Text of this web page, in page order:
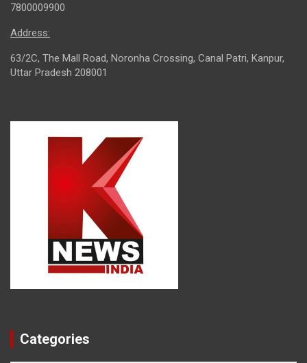
7800009900
Address:
63/2C, The Mall Road, Noronha Crossing, Canal Patri, Kanpur,
Uttar Pradesh 208001
Categories